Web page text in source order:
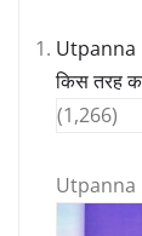
Utpanna
किस तरह
(1,266)
Utpanna